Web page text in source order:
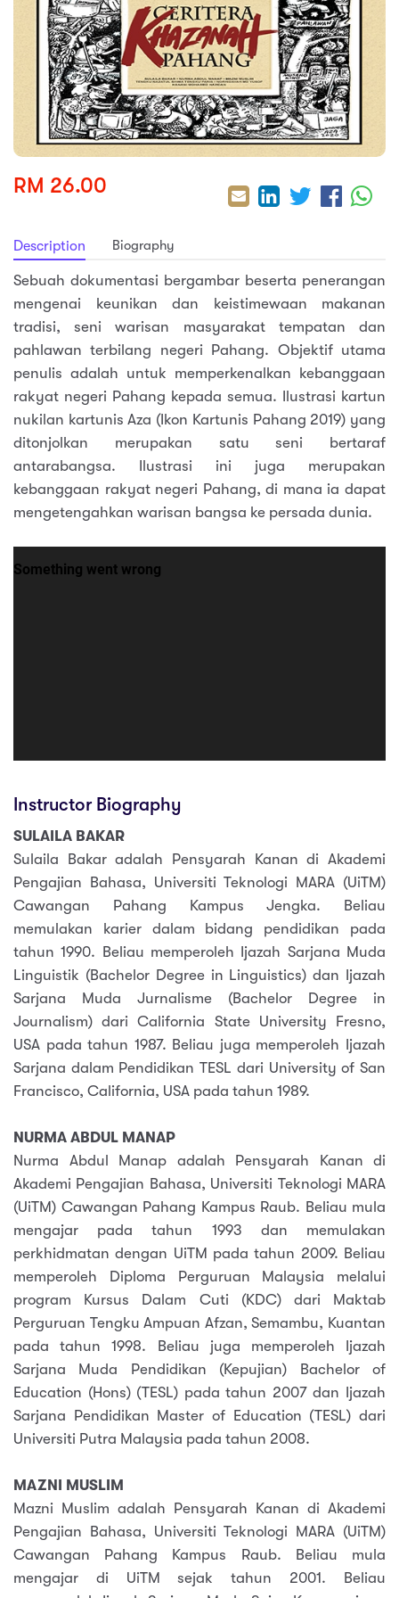
& Spirituality
RM 26.00
Description Biography
Sebuah dokumentasi bergambar beserta penerangan
mengenai keunikan dan keistimewaan makanan
tradisi, seni warisan masyarakat tempatan dan
pahlawan terbilang negeri Pahang. Objektif utama
penulis adalah untuk memperkenalkan kebanggaan
rakyat negeri Pahang kepada semua. Ilustrasi kartun
nukilan kartunis Aza (Ikon Kartunis Pahang 2019) yang
ditonjolkan merupakan satu seni bertaraf
antarabangsa. Ilustrasi ini juga merupakan
kebanggaan rakyat negeri Pahang, di mana ia dapat
mengetengahkan warisan bangsa ke persada dunia.
Instructor Biography
SULAILA BAKAR
Sulaila Bakar adalah Pensyarah Kanan di Akademi
Pengajian Bahasa, Universiti Teknologi MARA (UiTM)
Cawangan Pahang Kampus Jengka. Beliau
memulakan karier dalam bidang pendidikan pada
tahun 1990. Beliau memperoleh Ijazah Sarjana Muda
Linguistik (Bachelor Degree in Linguistics) dan Ijazah
Sarjana Muda Jurnalisme (Bachelor Degree in
Journalism) dari California State University Fresno,
USA pada tahun 1987. Beliau juga memperoleh Ijazah
Sarjana dalam Pendidikan TESL dari University of San
Francisco, California, USA pada tahun 1989.
NURMA ABDUL MANAP
Nurma Abdul Manap adalah Pensyarah Kanan di
Akademi Pengajian Bahasa, Universiti Teknologi MARA
(UiTM) Cawangan Pahang Kampus Raub. Beliau mula
mengajar pada tahun 1993 dan memulakan
perkhidmatan dengan UiTM pada tahun 2009. Beliau
memperoleh Diploma Perguruan Malaysia melalui
program Kursus Dalam Cuti (KDC) dari Maktab
Perguruan Tengku Ampuan Afzan, Semambu, Kuantan
pada tahun 1998. Beliau juga memperoleh Ijazah
Sarjana Muda Pendidikan (Kepujian) Bachelor of
Education (Hons) (TESL) pada tahun 2007 dan Ijazah
Sarjana Pendidikan Master of Education (TESL) dari
Universiti Putra Malaysia pada tahun 2008.
MAZNI MUSLIM
Mazni Muslim adalah Pensyarah Kanan di Akademi
Pengajian Bahasa, Universiti Teknologi MARA (UiTM)
Cawangan Pahang Kampus Raub. Beliau mula
mengajar di UiTM sejak tahun 2001. Beliau